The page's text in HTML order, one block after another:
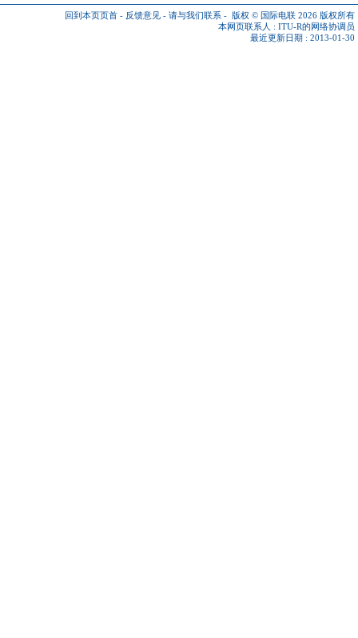
回到本页页首 - 反馈意见 - 请与我们联系 - 版权 © 国际电联 2026 版权所有
本网页联系人 : ITU-R的网络协调员
最近更新日期 : 2013-01-30